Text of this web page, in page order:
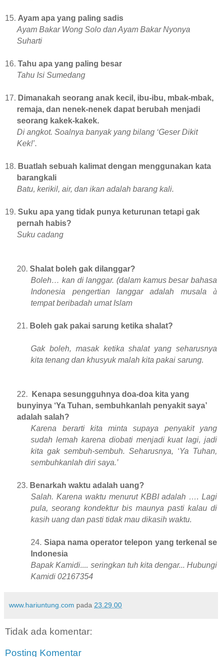
15. Ayam apa yang paling sadis
Ayam Bakar Wong Solo dan Ayam Bakar Nyonya
Suharti
16. Tahu apa yang paling besar
Tahu Isi Sumedang
17. Dimanakah seorang anak kecil, ibu-ibu, mbak-mbak,
remaja, dan nenek-nenek dapat berubah menjadi
seorang kakek-kakek.
Di angkot. Soalnya banyak yang bilang ‘Geser Dikit
Kek!’.
18. Buatlah sebuah kalimat dengan menggunakan kata
barangkali
Batu, kerikil, air, dan ikan adalah barang kali.
19. Suku apa yang tidak punya keturunan tetapi gak
pernah habis?
Suku cadang
20. Shalat boleh gak dilanggar?
Boleh… kan di langgar. (dalam kamus besar bahasa
Indonesia pengertian langgar adalah musala à
tempat beribadah umat Islam
21. Boleh gak pakai sarung ketika shalat?
Gak boleh, masak ketika shalat yang seharusnya
kita tenang dan khusyuk malah kita pakai sarung.
22.
Kenapa sesungguhnya doa-doa kita yang
bunyinya ‘Ya Tuhan, sembuhkanlah penyakit saya’
adalah salah?
Karena berarti kita minta supaya penyakit yang
sudah lemah karena diobati menjadi kuat lagi, jadi
kita gak sembuh-sembuh. Seharusnya, ‘Ya Tuhan,
sembuhkanlah diri saya.’
23. Benarkah waktu adalah uang?
Salah. Karena waktu menurut KBBI adalah …. Lagi
pula, seorang kondektur bis maunya pasti kalau di
kasih uang dan pasti tidak mau dikasih waktu.
24. Siapa nama operator telepon yang terkenal se
Indonesia
Bapak Kamidi.... seringkan tuh kita dengar... Hubungi
Kamidi 02167354
www.hariuntung.com pada 23.29.00
Tidak ada komentar:
Posting Komentar